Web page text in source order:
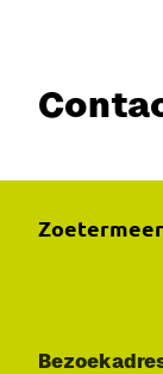
Zoetermeer